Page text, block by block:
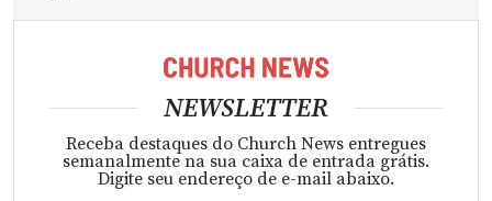
NEWSLETTER
Receba destaques do Church News entregues
semanalmente na sua caixa de entrada grátis.
Digite seu endereço de e-mail abaixo.